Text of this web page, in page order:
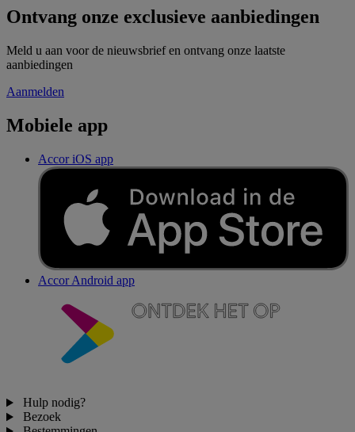
Ontvang onze exclusieve aanbiedingen
Meld u aan voor de nieuwsbrief en ontvang onze laatste
aanbiedingen
Aanmelden
Mobiele app
Accor iOS app
Accor Android app
Hulp nodig?
Bezoek